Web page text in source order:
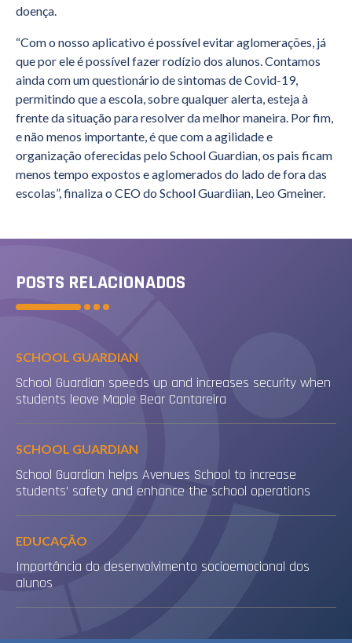
doença.
“Com o nosso aplicativo é possível evitar aglomerações, já
que por ele é possível fazer rodízio dos alunos. Contamos
ainda com um questionário de sintomas de Covid-19,
permitindo que a escola, sobre qualquer alerta, esteja à
frente da situação para resolver da melhor maneira. Por fim,
e não menos importante, é que com a agilidade e
organização oferecidas pelo School Guardian, os pais ficam
menos tempo expostos e aglomerados do lado de fora das
escolas”, finaliza o CEO do School Guardiian, Leo Gmeiner.
POSTS RELACIONADOS
SCHOOL GUARDIAN
School Guardian speeds up and increases security when
students leave Maple Bear Cantareira
SCHOOL GUARDIAN
School Guardian helps Avenues School to increase
students’ safety and enhance the school operations
EDUCAÇÃO
Importância do desenvolvimento socioemocional dos
alunos